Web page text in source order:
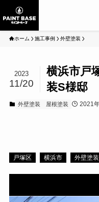
ホーム 施工事例 外壁塗装
横浜市
装S様邸
2023
11/20
外壁塗装 屋根塗装 2021
戸塚区 横浜市 外壁塗装